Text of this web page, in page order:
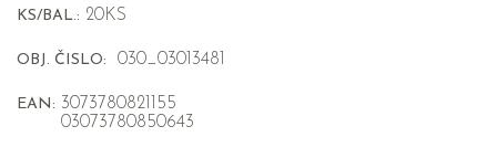
KS/BAL.: 20KS
OBJ. ČISLO: 030_03013481
EAN: 3073780821155
03073780850643